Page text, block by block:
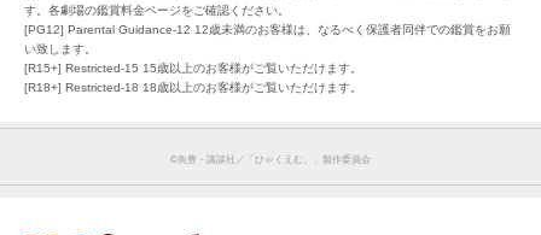
す。各劇場の鑑賞料金ページをご確認ください。
[PG12] Parental Guidance-12 12歳未満のお客様は、なるべく保護者同伴での鑑賞をお願
い致します。
[R15+] Restricted-15 15歳以上のお客様がご覧いただけます。
[R18+] Restricted-18 18歳以上のお客様がご覧いただけます。
©魚豊・講談社／「ひゃくえむ。」製作委員会